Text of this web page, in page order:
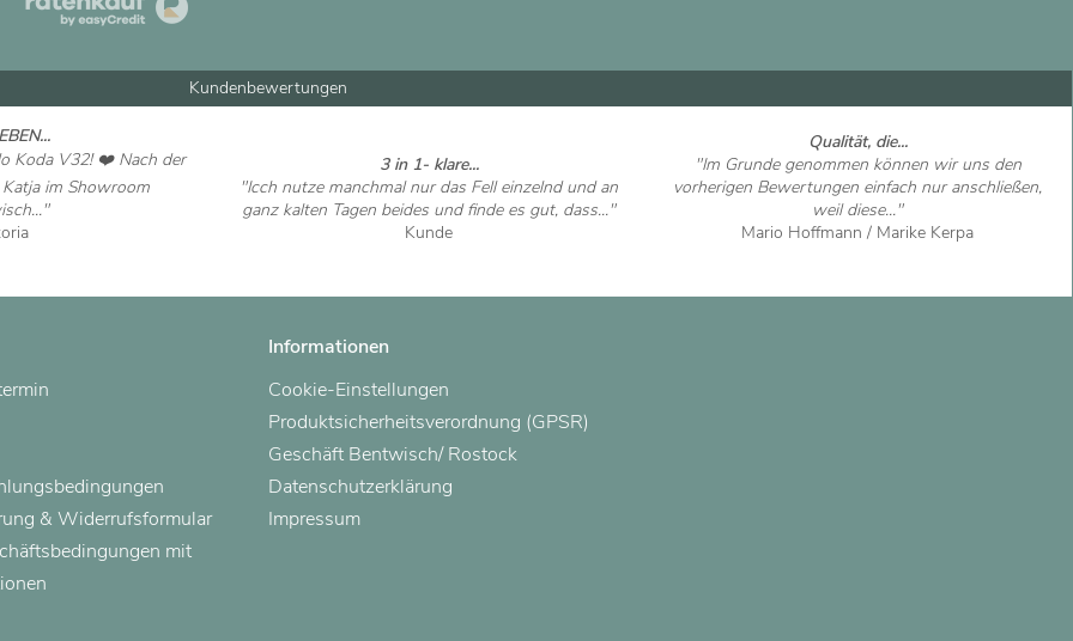
Kundenbewertungen
Koda V32! ❤️ Nach der
im Showroom
3 in 1- klare...
"Icch nutze manchmal nur das Fell einzelnd und an
ganz kalten Tagen beides und finde es gut, dass..."
Kunde
Qualität, die...
"Im Grunde genommen können wir uns den
vorherigen Bewertungen einfach nur anschließen,
weil diese..."
Mario Hoffmann / Marike Kerpa
& Widerrufsformular
mit
Informationen
Cookie-Einstellungen
Produktsicherheitsverordnung (GPSR)
Geschäft Bentwisch/ Rostock
Datenschutzerklärung
Impressum